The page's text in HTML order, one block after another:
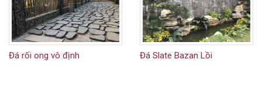
Đá rối ong vô định Đá Slate Bazan Lồi